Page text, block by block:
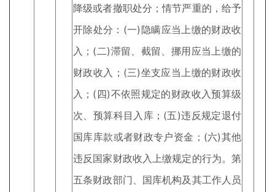
降级或者撤职处分；情节严重的，给予
开除处分：(一)隐瞒应当上缴的财政收
入；(二)滞留、截留、挪用应当上缴的
财政收入；(三)坐支应当上缴的财政收
入；(四)不依照规定的财政收入预算级
次、预算科目入库；(五)违反规定退付
国库库款或者财政专户资金；(六)其他
违反国家财政收入上缴规定的行为。第
五条财政部门、国库机构及其工作人员